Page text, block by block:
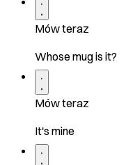
Mów teraz
Whose mug is it?
Mów teraz
It's mine